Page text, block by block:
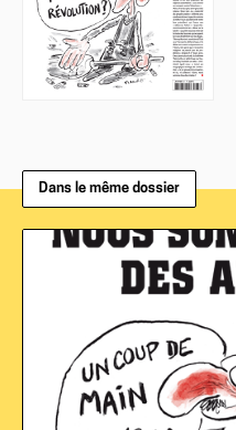
Dans le même dossier